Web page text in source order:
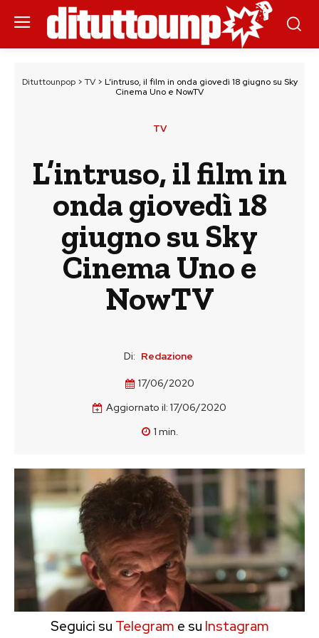
Dituttounpop> TV> L’intruso, il film in onda giovedì 18 giugno su Sky
Cinema Uno e NowTV
TV
L’intruso, il film in
onda giovedì 18
giugno su Sky
Cinema Uno e
NowTV
Di: Redazione
17/06/2020
Aggiornato il: 17/06/2020
1 min.
Seguici su Telegram e su Instagram